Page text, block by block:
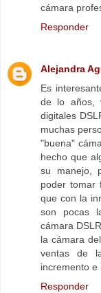
cámara
Responder
Alejandra
Es
de lo años,
digitales
muchas
"buena"
hecho que
su manejo,
poder tomar
que con la
son pocas
cámara
la cámara
ventas de
incremento e
Responder